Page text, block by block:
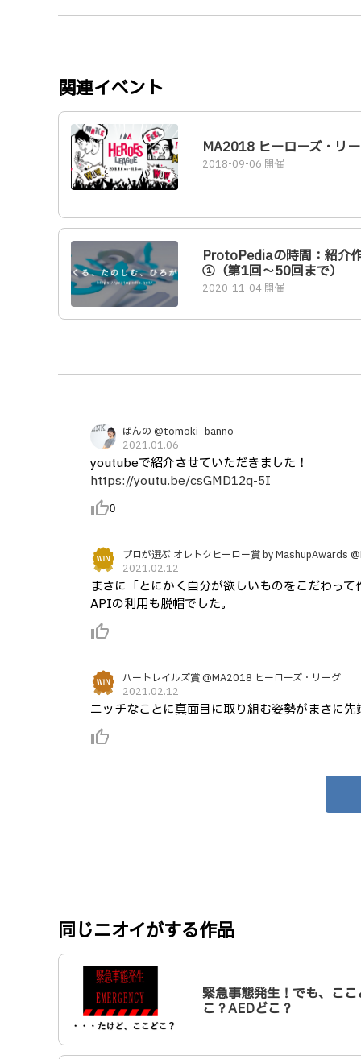
関連イベント
MA2018 ヒーローズ・リ
2018-09-06 開催
ProtoPediaの時間：紹介
①（第1回〜50回まで）
2020-11-04 開催
ばんの @tomoki_banno
2021.01.06
youtubeで紹介させていただきました！
https://youtu.be/csGMD12q-5I
thumb_up_alt0
プロが選ぶ オレトクヒーロー賞 by MashupAwards
2021.02.12
まさに「とにかく自分が欲しいものをこだわっ
APIの利用も脱帽でした。
thumb_up_alt
ハートレイルズ賞 @MA2018 ヒーローズ・リーグ
2021.02.12
ニッチなことに真面目に取り組む姿勢がまさに
thumb_up_alt
同じニオイがする作品
緊急事態発生！でも、ここ
こ？AEDどこ？